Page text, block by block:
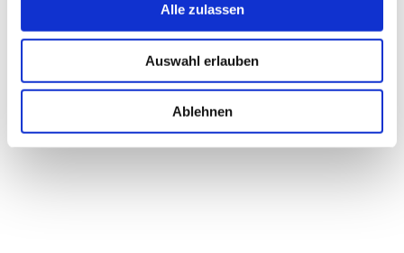
Alle zulassen
Auswahl erlauben
Ablehnen